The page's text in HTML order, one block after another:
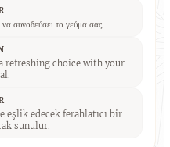
συνοδεύσει το γεύμα σας.
refreshing choice with your
edecek ferahlatıcı bir
sunulur.